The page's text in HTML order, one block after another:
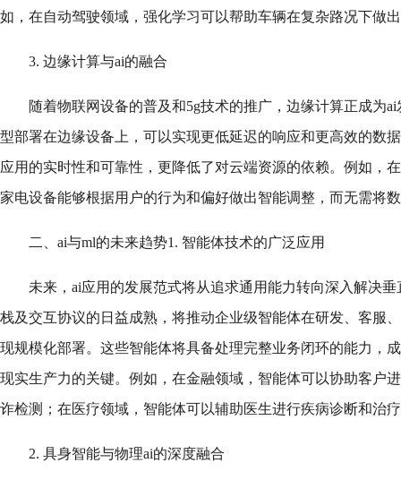
如，在自动驾驶领域，强化学习可以帮助车辆在复杂路况下做
3. 边缘计算与ai的融合
随着物联网设备的普及和5g技术的推广，边缘计算正成为
型部署在边缘设备上，可以实现更低延迟的响应和更高效的数
应用的实时性和可靠性，更降低了对云端资源的依赖。例如，
家电设备能够根据用户的行为和偏好做出智能调整，而无需将
二、ai与ml的未来趋势1. 智能体技术的广泛应用
未来，ai应用的发展范式将从追求通用能力转向深入解决
栈及交互协议的日益成熟，将推动企业级智能体在研发、客服
现规模化部署。这些智能体将具备处理完整业务闭环的能力，
现实生产力的关键。例如，在金融领域，智能体可以协助客户
诈检测；在医疗领域，智能体可以辅助医生进行疾病诊断和治
2. 具身智能与物理ai的深度融合